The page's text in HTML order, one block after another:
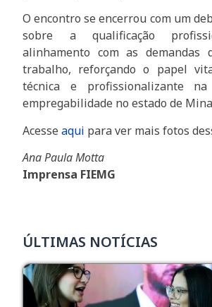
O encontro se encerrou com um
sobre a qualificação
alinhamento com as demandas
trabalho, reforçando o papel
técnica e profissionalizante
empregabilidade no estado de
Acesseaqui para ver mais fotos
Ana Paula Motta
Imprensa FIEMG
ÚLTIMAS NOTÍCIAS